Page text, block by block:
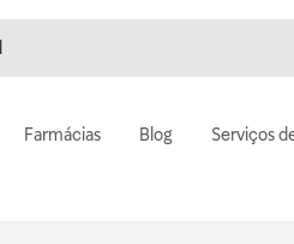
Farmácias Blog Serviços